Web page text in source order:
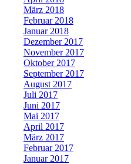
März 2018
Februar 2018
Januar 2018
Dezember 2017
November 2017
Oktober 2017
September 2017
August 2017
Juli 2017
Juni 2017
Mai 2017
April 2017
März 2017
Februar 2017
Januar 2017